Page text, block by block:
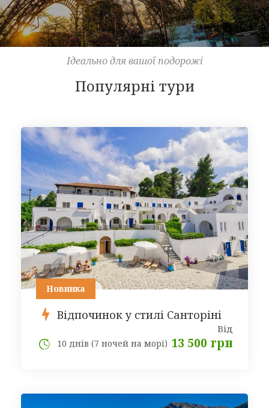
Ідеально для вашої подорожі
Популярні тури
Новинка
Відпочинок у стилі Санторіні
Від
13 500 грн
10 днів (7 ночей на морі)